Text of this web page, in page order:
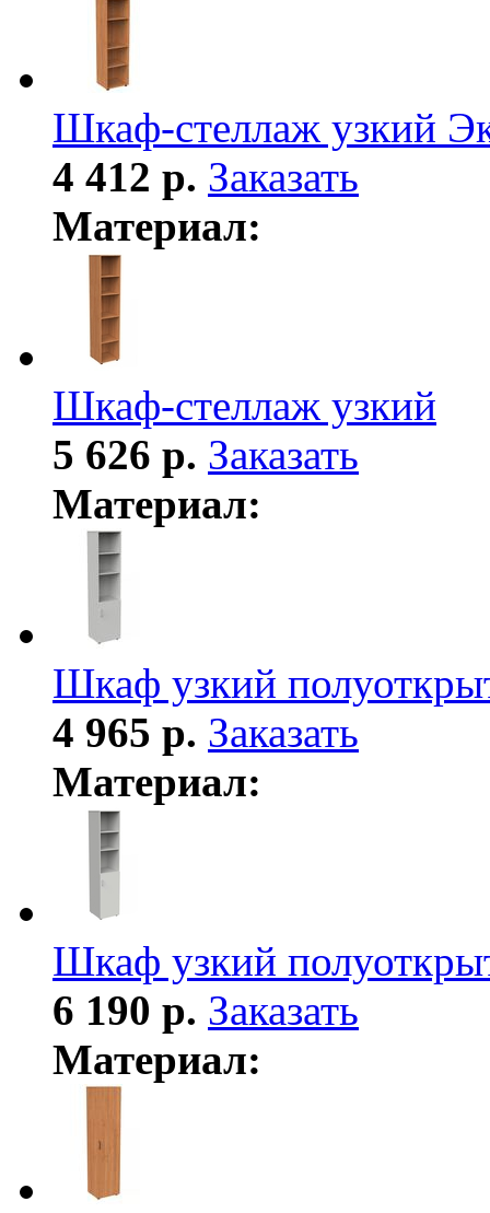
Шкаф-стеллаж узкий
4 412 р. Заказать
Материал:
Шкаф-стеллаж узкий
5 626 р. Заказать
Материал:
Шкаф узкий
4 965 р. Заказать
Материал:
Шкаф узкий
6 190 р. Заказать
Материал: